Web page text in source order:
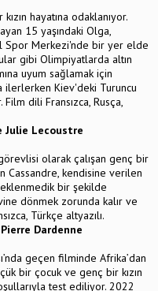
hayatına odaklanıyor.
15 yaşındaki Olga,
Spor Merkezi'nde bir yer elde
gibi Olimpiyatlarda altın
uyum sağlamak için
Kiev'deki Turuncu
dili Fransızca, Rusça,
Julie Lecoustre
olarak çalışan genç bir
Cassandre, kendisine verilen
bir şekilde
dönmek zorunda kalır ve
Türkçe altyazılı.
Dardenne
geçen filminde Afrika’dan
bir çocuk ve genç bir kızın
test ediliyor. 2022